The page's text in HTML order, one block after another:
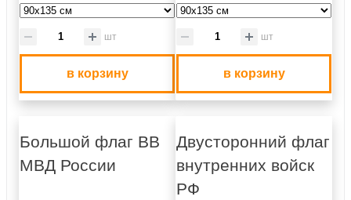
шт
в корзину
шт
в корзину
Большой флаг ВВ
МВД России
Двусторонний флаг
внутренних войск
РФ